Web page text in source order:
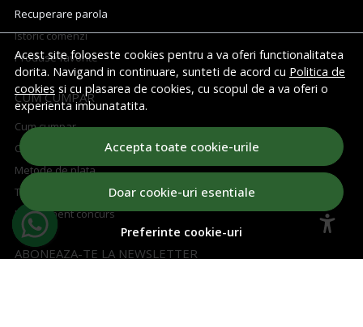
Acest site foloseste cookies pentru a va oferi functionalitatea
dorita. Navigand in continuare, sunteti de acord cu Politica de
cookies si cu plasarea de cookies, cu scopul de a va oferi o
experienta imbunatatita.
Accepta toate cookie-urile
Doar cookie-uri esentiale
Preferinte cookie-uri
Recuperare parola
Istoric comenzi
Produse favorite
CUM CUMPAR
Cum cumpar
Cosul meu
Metode de plata
Transport si retururi
Regulament concurs
ABONEAZA-TE LA NEWSLETTER